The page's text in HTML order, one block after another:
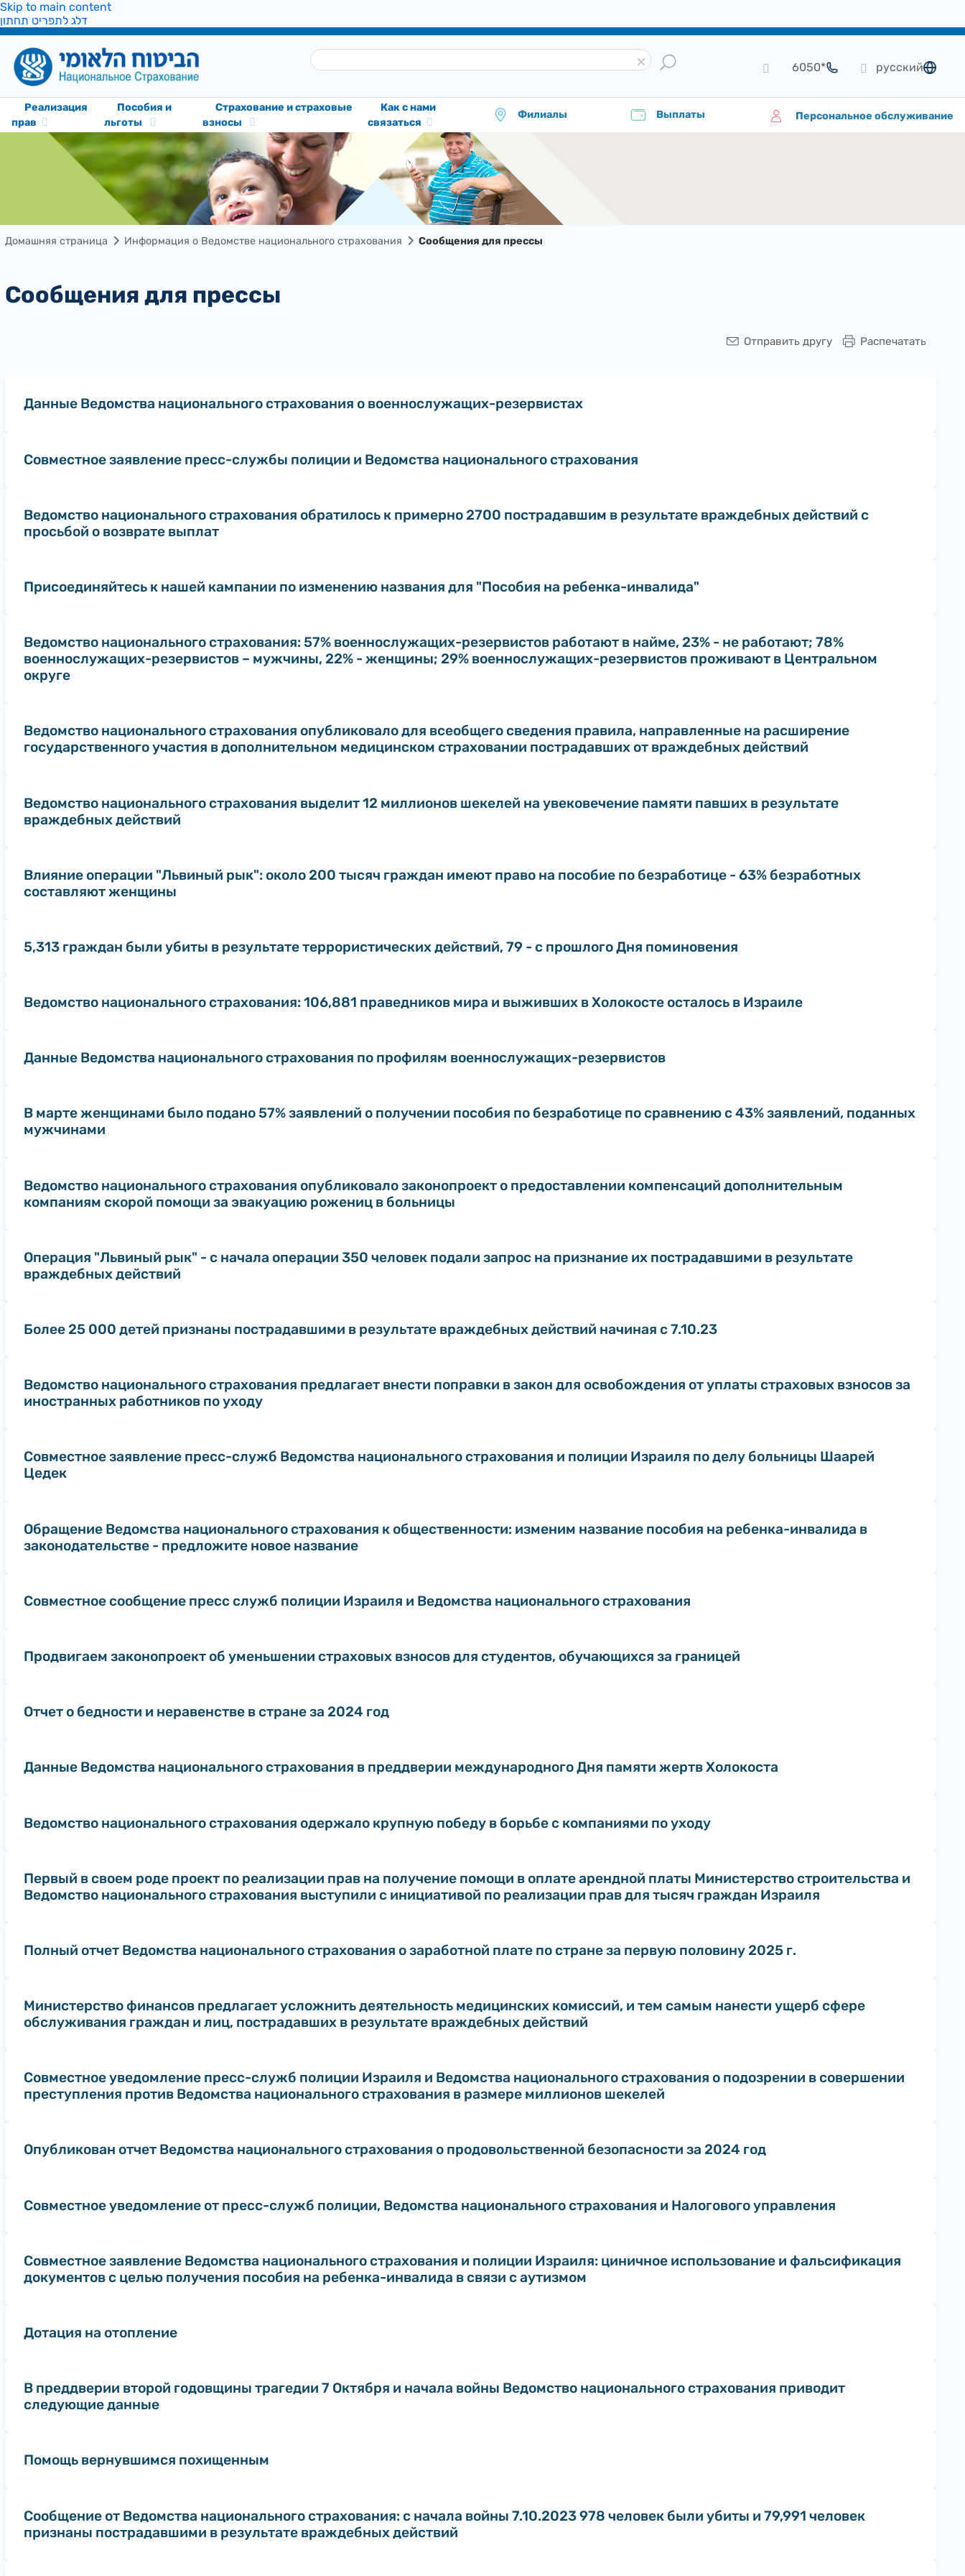
Skip to main content
דלג לתפריט תחתון
язык
русский
*6050
Реализация
прав
Пособия и
льготы
Cтрахование и страховые
взносы
Как с нами
связаться
Филиалы Выплаты Персональное обслуживание
Домашняя страница Информация о Ведомстве национального страхования Сообщения для прессы
Сообщения для прессы
Распечатать
Отправить другу
Данные Ведомства национального страхования о военнослужащих-резервистах
Совместное заявление пресс-службы полиции и Ведомства национального страхования
Ведомство национального страхования обратилось к примерно 2700 пострадавшим в результате враждебных действий с
просьбой о возврате выплат
Присоединяйтесь к нашей кампании по изменению названия для "Пособия на ребенка-инвалида"
Ведомство национального страхования: 57% военнослужащих-резервистов работают в найме, 23% - не работают; 78%
военнослужащих-резервистов – мужчины, 22% - женщины; 29% военнослужащих-резервистов проживают в Центральном
округе
Ведомство национального страхования опубликовало для всеобщего сведения правила, направленные на расширение
государственного участия в дополнительном медицинском страховании пострадавших от враждебных действий
Ведомство национального страхования выделит 12 миллионов шекелей на увековечение памяти павших в результате
враждебных действий
Влияние операции "Львиный рык": около 200 тысяч граждан имеют право на пособие по безработице - 63% безработных
составляют женщины
5,313 граждан были убиты в результате террористических действий, 79 - с прошлого Дня поминовения
Ведомство национального страхования: 106,881 праведников мира и выживших в Холокосте осталось в Израиле
Данные Ведомства национального страхования по профилям военнослужащих-резервистов
В марте женщинами было подано 57% заявлений о получении пособия по безработице по сравнению с 43% заявлений, поданных
мужчинами
Ведомство национального страхования опубликовало законопроект о предоставлении компенсаций дополнительным
компаниям скорой помощи за эвакуацию рожениц в больницы
Операция "Львиный рык" - с начала операции 350 человек подали запрос на признание их пострадавшими в результате
враждебных действий
Более 25 000 детей признаны пострадавшими в результате враждебных действий начиная с 7.10.23
Ведомство национального страхования предлагает внести поправки в закон для освобождения от уплаты страховых взносов за
иностранных работников по уходу
Совместное заявление пресс-служб Ведомства национального страхования и полиции Израиля по делу больницы Шаарей
Цедек
Обращение Ведомства национального страхования к общественности: изменим название пособия на ребенка-инвалида в
законодательстве - предложите новое название
Совместное сообщение пресс служб полиции Израиля и Ведомства национального страхования
Продвигаем законопроект об уменьшении страховых взносов для студентов, обучающихся за границей
Отчет о бедности и неравенстве в стране за 2024 год
Данные Ведомства национального страхования в преддверии международного Дня памяти жертв Холокоста
Ведомство национального страхования одержало крупную победу в борьбе с компаниями по уходу
Первый в своем роде проект по реализации прав на получение помощи в оплате арендной платы Министерство строительства и
Ведомство национального страхования выступили с инициативой по реализации прав для тысяч граждан Израиля
Полный отчет Ведомства национального страхования о заработной плате по стране за первую половину 2025 г.
Министерство финансов предлагает усложнить деятельность медицинских комиссий, и тем самым нанести ущерб сфере
обслуживания граждан и лиц, пострадавших в результате враждебных действий
Совместное уведомление пресс-служб полиции Израиля и Ведомства национального страхования о подозрении в совершении
преступления против Ведомства национального страхования в размере миллионов шекелей
Опубликован отчет Ведомства национального страхования о продовольственной безопасности за 2024 год
Совместное уведомление от пресс-служб полиции, Ведомства национального страхования и Налогового управления
Совместное заявление Ведомства национального страхования и полиции Израиля: циничное использование и фальсификация
документов с целью получения пособия на ребенка-инвалида в связи с аутизмом
Дотация на отопление
В преддверии второй годовщины трагедии 7 Октября и начала войны Ведомство национального страхования приводит
следующие данные
Помощь вернувшимся похищенным
Сообщение от Ведомства национального страхования: с начала войны 7.10.2023 978 человек были убиты и 79,991 человек
признаны пострадавшими в результате враждебных действий